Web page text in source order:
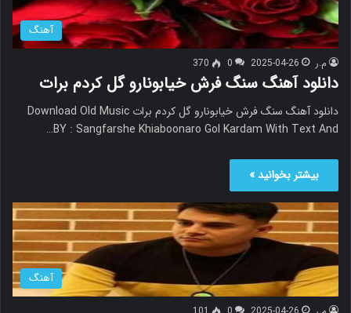
آهنگ
م.ر 2025-04-26
0
370
دانلود آهنگ سنگ فرش خیابونارو گل کردم برات
دانلود آهنگ سنگ فرش خیابونارو گل کردم برات Download Old Music
BY : Sangfarshe Khiaboonaro Gol Kardam With Text And…
بیشتر بخوانید »
آهنگ